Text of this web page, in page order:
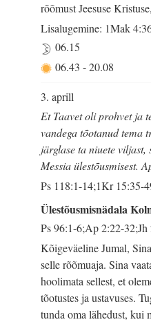
rõõmust Jeesuse
Lisalugemine: 1Mak
06.15
06.43-20.08
3. aprill
Et Taavet oli prohvet ja
vandega tõotanud tema
järglase ta niuete
Messia ülestõusmisest.
Ps 118:1-14;1Kr 15:35-
Ülestõusmisnädala
Ps 96:1-6;Ap 2:22-32;Jh
Kõigeväeline Jumal,
selle rõõmuaja. Sina
hoolimata sellest, et
tõotustes ja ustavuses.
tunda oma lähedust, kui